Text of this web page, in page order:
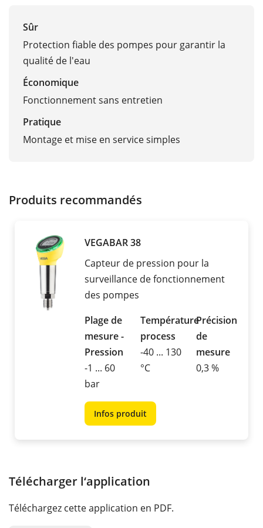
Sûr
Protection fiable des pompes pour garantir la
qualité de l'eau
Économique
Fonctionnement sans entretien
Pratique
Montage et mise en service simples
Produits recommandés
VEGABAR 38
Capteur de pression pour la
surveillance de fonctionnement
des pompes
Plage de
mesure -
Pression
-1 ... 60
bar
Température
process
-40 ... 130
°C
Précision
de
mesure
0,3 %
Infos produit
Télécharger l‘application
Téléchargez cette application en PDF.